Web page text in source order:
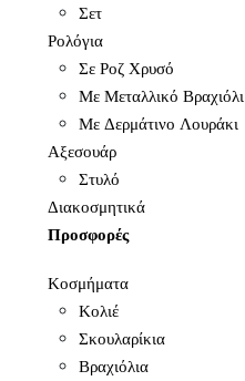
Σετ
Ρολόγια
Σε Ροζ Χρυσό
Με Μεταλλικό Βραχιόλι
Με Δερμάτινο Λουράκι
Αξεσουάρ
Στυλό
Διακοσμητικά
Προσφορές
Κοσμήματα
Κολιέ
Σκουλαρίκια
Βραχιόλια